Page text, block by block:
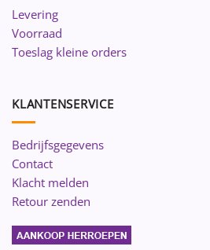
Levering
Voorraad
Toeslag kleine orders
KLANTENSERVICE
Bedrijfsgegevens
Contact
Klacht melden
Retour zenden